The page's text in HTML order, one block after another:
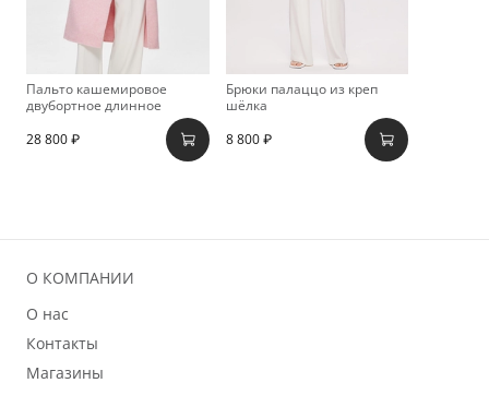
Пальто кашемировое
двубортное длинное
28 800 ₽
Брюки палаццо из креп
шёлка
8 800 ₽
О КОМПАНИИ
О нас
Контакты
Магазины